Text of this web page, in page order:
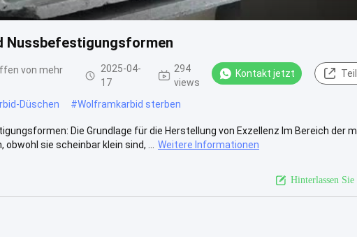
Nussbefestigungsformen
von mehr
2025-04-
17
294
views
Kontakt jetzt
Düschen #Wolframkarbid sterben
Die Grundlage für die Herstellung von Exzellenz Im Bereich der
sie scheinbar klein sind, ...
Weitere Informationen
Hinterlassen